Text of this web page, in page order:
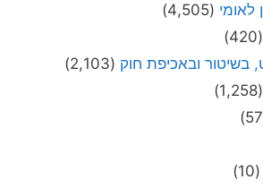
לאומי (4,505)
(420)
בשיטור ובאכיפת חוק (2,103)
(1,258)
(10)